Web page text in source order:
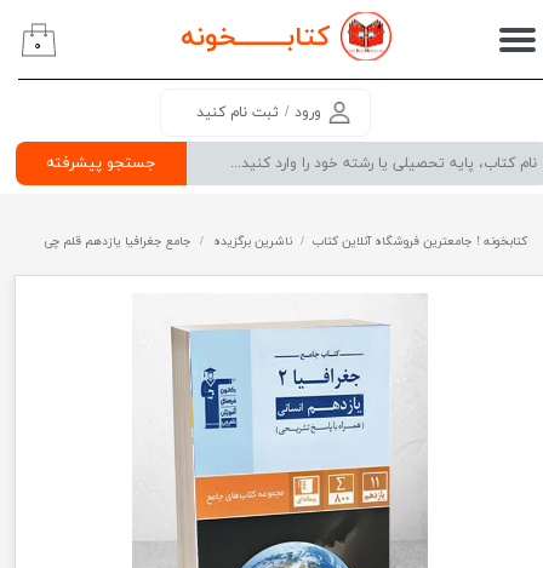
کتابــــــــخونه
جستجو پیشرفته
ورود / ثبت نام کنید
حساب کاربری من
سفارشات
۰
کتابخونه ! جامعترین فروشگاه آنلاین کتاب ناشرین برگزیده جامع جغرافیا یازدهم قلم چی